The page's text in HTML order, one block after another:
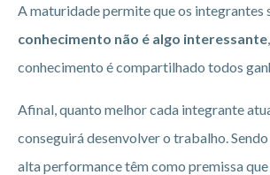
A maturidade permite que os integrantes
conhecimento não é algo interessante
conhecimento é compartilhado todos
Afinal, quanto melhor cada integrante
conseguirá desenvolver o trabalho.
alta performance têm como premissa